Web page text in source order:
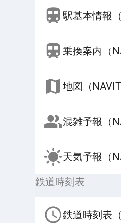
駅基本情報
乗換案内（
地図（
混雑予報（
天気予報（
鉄道時刻表
鉄道時刻表